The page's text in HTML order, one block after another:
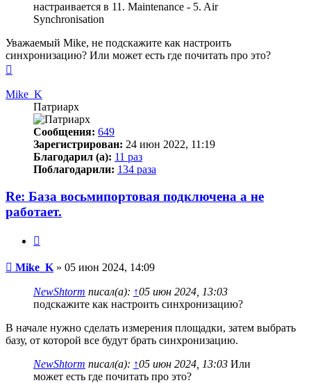
настраивается в 11. Maintenance - 5. Air
Synchronisation
Уважаемый Mike, не подскажите как настроить
синхронизацию? Или может есть где почитать про это?
началу
Mike_K
Патриарх
Сообщения: 649
Зарегистрирован: 24 июн 2022, 11:19
Благодарил (а): 11 раз
Поблагодарили: 134 раза
Re: База восьмипортовая подключена а не
работает.
Сообщение
Mike_K » 05 июн 2024, 14:09
NewShtorm писал(а): ↑05 июн 2024, 13:03
подскажите как настроить синхронизацию?
В начале нужно сделать измерения площадки, затем выбрать
базу, от которой все будут брать синхронизацию.
NewShtorm писал(а): ↑05 июн 2024, 13:03 Или
может есть где почитать про это?